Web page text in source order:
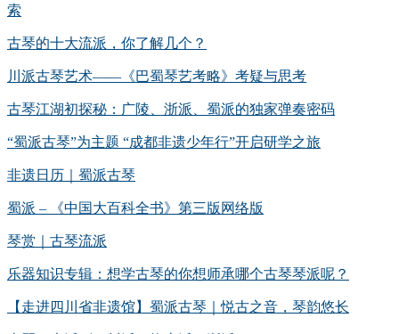
索
古琴的十大流派，你了解几个？
川派古琴艺术——《巴蜀琴艺考略》考疑与思考
古琴江湖初探秘：广陵、浙派、蜀派的独家弹奏密码
“蜀派古琴”为主题 “成都非遗少年行”开启研学之旅
非遗日历｜蜀派古琴
蜀派 – 《中国大百科全书》第三版网络版
琴赏｜古琴流派
乐器知识专辑：想学古琴的你想师承哪个古琴琴派呢？
【走进四川省非遗馆】蜀派古琴｜悦古之音，琴韵悠长